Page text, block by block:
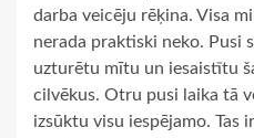
darba veicēju rēķina. Visa
nerada praktiski neko. Pusi
uzturētu mītu un iesaistītu
cilvēkus. Otru pusi laika tā
izsūktu visu iespējamo. Tas